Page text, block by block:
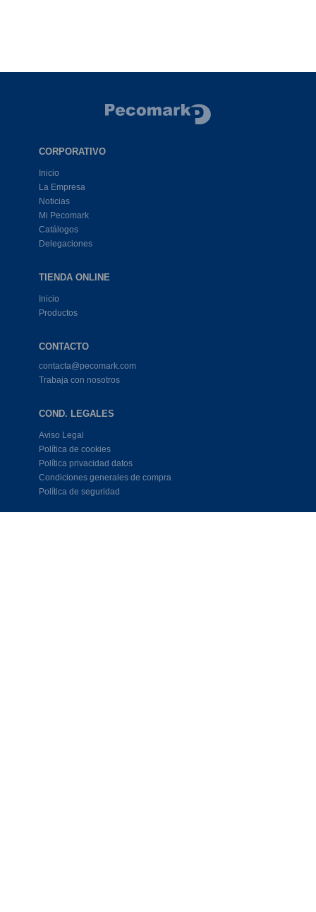
CORPORATIVO
Inicio
La Empresa
Noticias
Mi Pecomark
Catálogos
Delegaciones
TIENDA ONLINE
Inicio
Productos
CONTACTO
contacta@pecomark.com
Trabaja con nosotros
COND. LEGALES
Aviso Legal
Política de cookies
Política privacidad datos
Condiciones generales de compra
Política de seguridad